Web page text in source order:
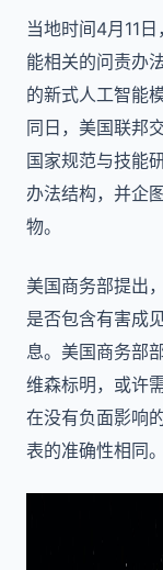
当地时间4月11
能相关的问责办
的新式人工智能
同日，美国联邦
国家规范与技能
办法结构，并企
物。
美国商务部提出
是否包含有害成
息。美国商务部
维森标明，或许
在没有负面影响
表的准确性相同。